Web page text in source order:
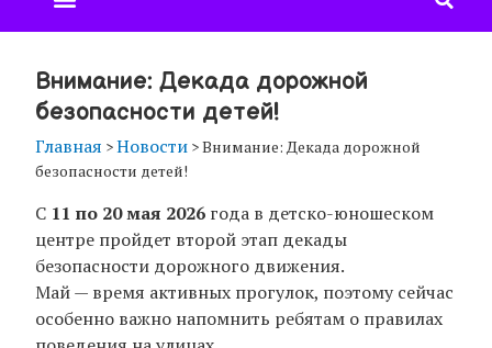
Внимание: Декада дорожной
безопасности детей!
Главная >Новости >Внимание: Декада дорожной
безопасности детей!
С 11 по 20 мая 2026 года в детско-юношеском
центре пройдет второй этап декады
безопасности дорожного движения.
Май — время активных прогулок, поэтому сейчас
особенно важно напомнить ребятам о правилах